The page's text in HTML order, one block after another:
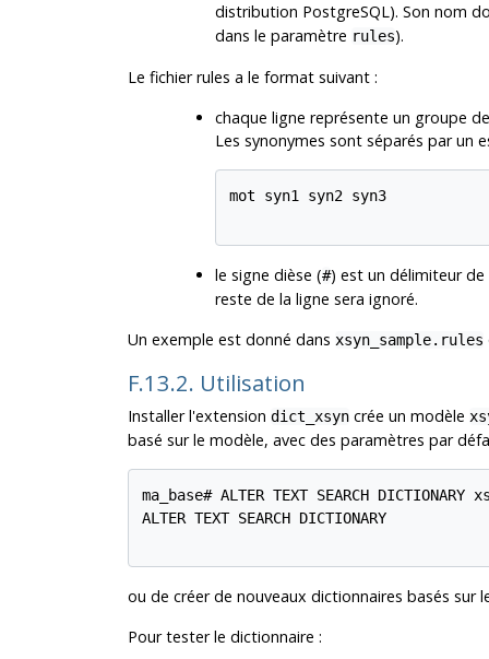
distribution PostgreSQL). Son nom
dans le paramètre rules).
Le fichier rules a le format suivant :
chaque ligne représente un groupe
Les synonymes sont séparés par un
mot syn1 syn2 syn3
le signe dièse (#) est un délimiteur
reste de la ligne sera ignoré.
Un exemple est donné dans xsyn_sample.rules
F.13.2. Utilisation
Installer l'extension dict_xsyncrée un modèle
basé sur le modèle, avec des paramètres par
ma_base# ALTER TEXT SEARCH
ALTER TEXT SEARCH DICTIONARY
ou de créer de nouveaux dictionnaires basés sur
Pour tester le dictionnaire :